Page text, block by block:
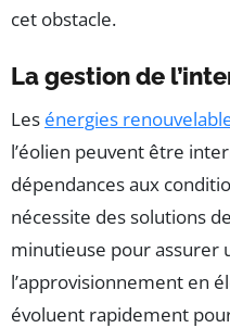
cet obstacle.
La gestion de
Les énergies
l’éolien peuvent être
dépendances aux
nécessite des solutions
minutieuse pour assurer
l’approvisionnement en
évoluent rapidement